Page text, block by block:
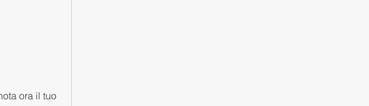
ora il tuo